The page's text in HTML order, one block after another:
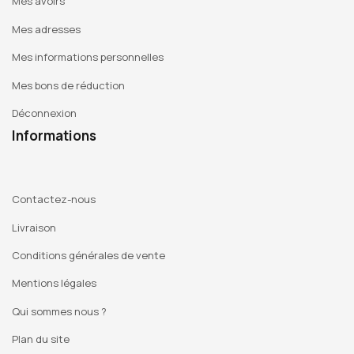
d’art contemporain du Val de Marne (MACVAL), à Vitry sur
Seine (2016), au MAMCO à Genève (2001) et a participé à
Ville de Paris ou encore au Musée d’art contemporain de
Mes adresses
Mes informations personnelles
Mes bons de réduction
Déconnexion
Informations
Contactez-nous
Livraison
Conditions générales de vente
Mentions légales
Qui sommes nous ?
Plan du site